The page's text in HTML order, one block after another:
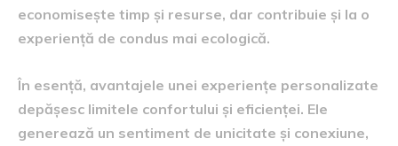
economisește timp și resurse, dar contribuie și la o
experiență de condus mai ecologică.
În esență, avantajele unei experiențe personalizate
depășesc limitele confortului și eficienței. Ele
generează un sentiment de unicitate și conexiune,